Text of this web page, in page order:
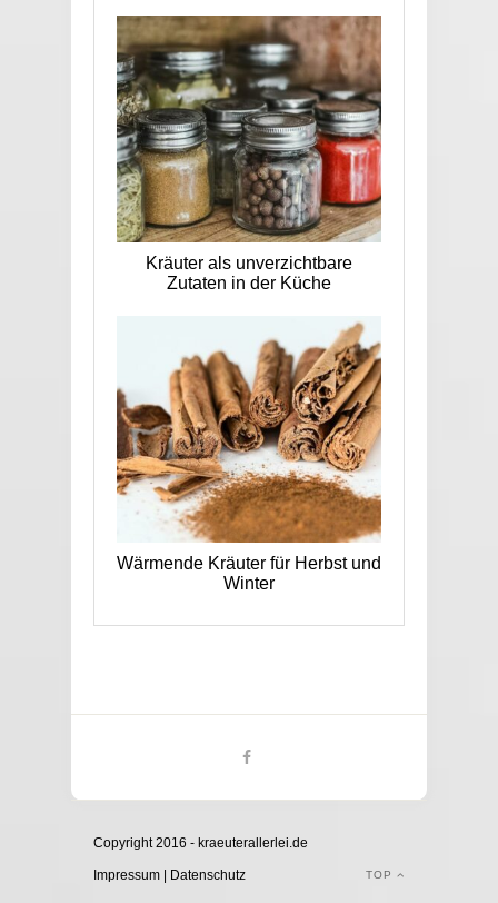
Kräuter als unverzichtbare
Zutaten in der Küche
Wärmende Kräuter für Herbst und
Winter
Copyright 2016 - kraeuterallerlei.de
TOP
Impressum Datenschutz